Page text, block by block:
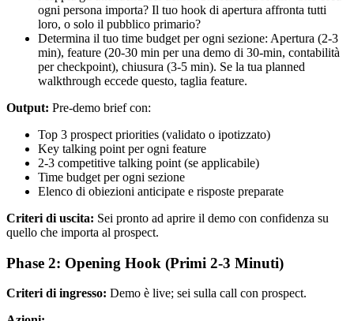
ogni persona importa? Il tuo hook di apertura affronta tutti
loro, o solo il pubblico primario?
Determina il tuo time budget per ogni sezione: Apertura (2-3
min), feature (20-30 min per una demo di 30-min, contabilità
per checkpoint), chiusura (3-5 min). Se la tua planned
walkthrough eccede questo, taglia feature.
Output: Pre-demo brief con:
Top 3 prospect priorities (validato o ipotizzato)
Key talking point per ogni feature
2-3 competitive talking point (se applicabile)
Time budget per ogni sezione
Elenco di obiezioni anticipate e risposte preparate
Criteri di uscita: Sei pronto ad aprire il demo con confidenza su
quello che importa al prospect.
Phase 2: Opening Hook (Primi 2-3 Minuti)
Criteri di ingresso: Demo è live; sei sulla call con prospect.